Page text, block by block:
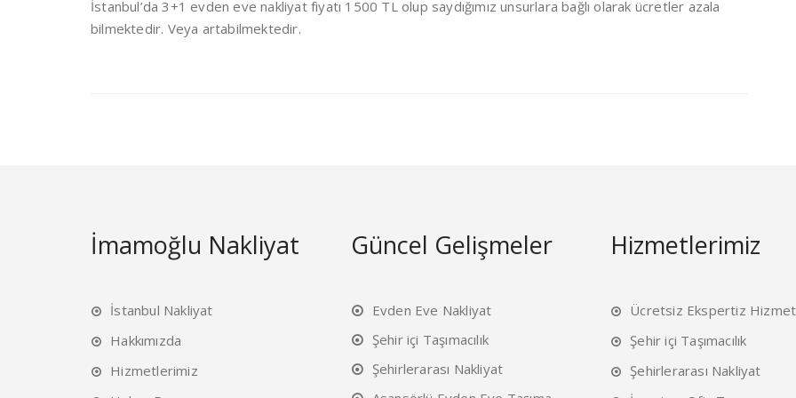
İstanbul’da 3+1 evden eve nakliyat fiyatı 1500 TL olup saydığımız unsurlara bağlı olarak ücretler azala
bilmektedir. Veya artabilmektedir.
İmamoğlu Nakliyat
İstanbul Nakliyat
Hakkımızda
Hizmetlerimiz
Güncel Gelişmeler
Evden Eve Nakliyat
Şehir içi Taşımacılık
Şehirlerarası Nakliyat
Hizmetlerimiz
Ücretsiz Ekspertiz
Şehir içi Taşımacılık
Şehirlerarası Nakliyat